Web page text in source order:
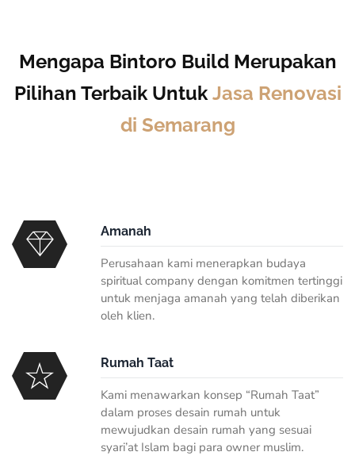
Mengapa Bintoro Build Merupakan
Pilihan Terbaik UntukJasa Renovasi
di Semarang
Amanah
Perusahaan kami menerapkan budaya
spiritual company dengan komitmen tertinggi
untuk menjaga amanah yang telah diberikan
oleh klien.
Rumah Taat
Kami menawarkan konsep “Rumah Taat”
dalam proses desain rumah untuk
mewujudkan desain rumah yang sesuai
syari’at Islam bagi para owner muslim.